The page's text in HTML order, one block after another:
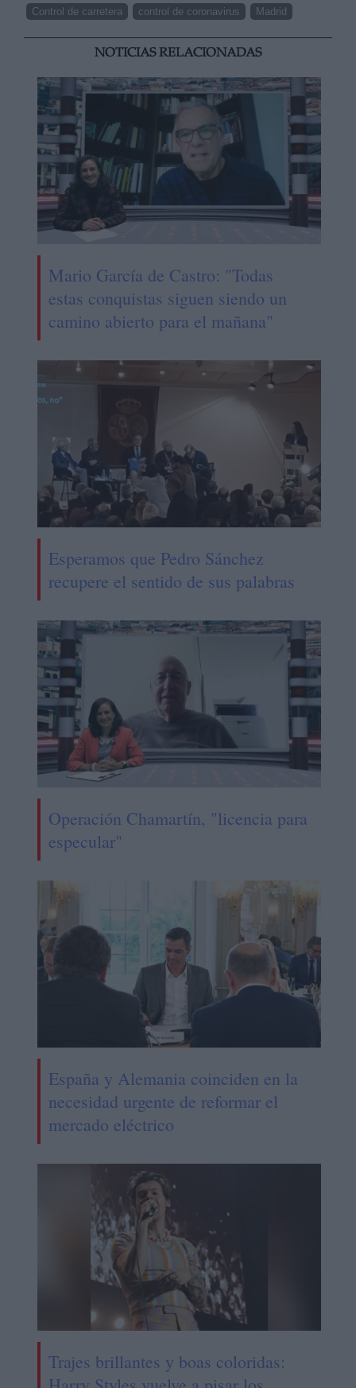
Control de carretera control de coronavirus Madrid
NOTICIAS RELACIONADAS
Mario García de Castro: "Todas
estas conquistas siguen siendo un
camino abierto para el mañana"
Esperamos que Pedro Sánchez
recupere el sentido de sus palabras
Operación Chamartín, "licencia para
especular"
España y Alemania coinciden en la
necesidad urgente de reformar el
mercado eléctrico
Trajes brillantes y boas coloridas: